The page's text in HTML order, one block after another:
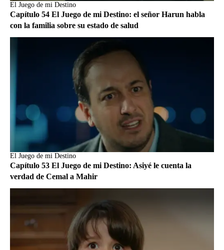
El Juego de mi Destino
Capítulo 54 El Juego de mi Destino: el señor Harun habla
con la familia sobre su estado de salud
El Juego de mi Destino
Capítulo 53 El Juego de mi Destino: Asiyé le cuenta la
verdad de Cemal a Mahir